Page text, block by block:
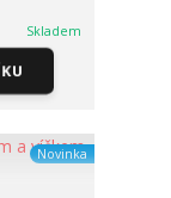
Skladem
Novinka